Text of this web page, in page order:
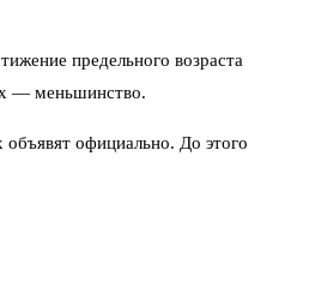
предельного возраста
— меньшинство.
официально. До этого